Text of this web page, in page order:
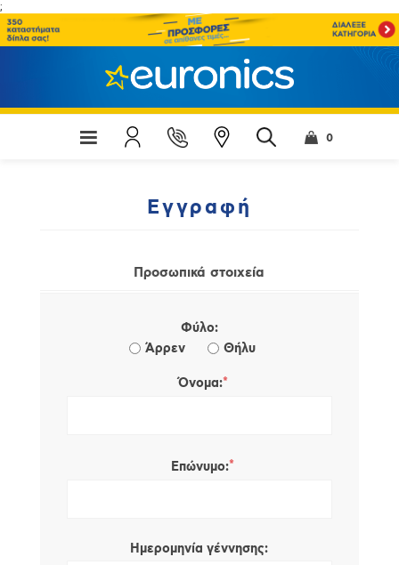
;
0
Εγγραφή
Προσωπικά στοιχεία
Φύλο:
Άρρεν
Θήλυ
Όνομα:*
Επώνυμο:*
Ημερομηνία γέννησης: